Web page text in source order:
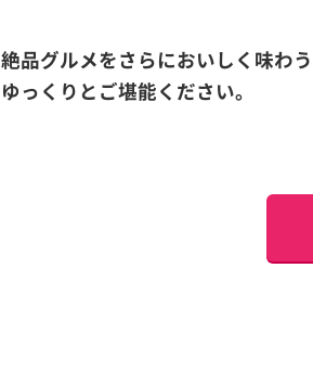
絶品グルメをさらにおいしく味わ
ゆっくりとご堪能ください。